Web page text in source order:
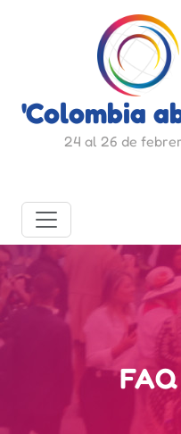
'Colombia
24 al 26 de